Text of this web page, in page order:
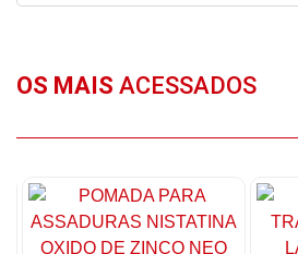
OS MAIS ACESSADOS